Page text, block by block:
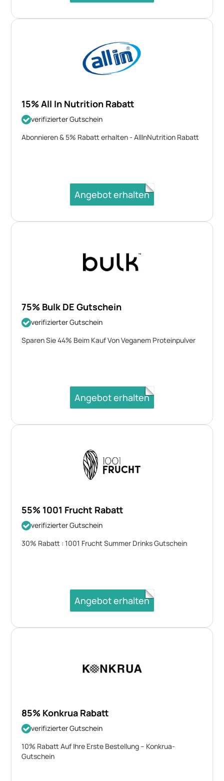
15% All In Nutrition Rabatt
verifizierter Gutschein
Abonnieren & 5% Rabatt erhalten - AllInNutrition Rabatt
Angebot erhalten
75% Bulk DE Gutschein
verifizierter Gutschein
Sparen Sie 44% Beim Kauf Von Veganem Proteinpulver
Angebot erhalten
55% 1001 Frucht Rabatt
verifizierter Gutschein
30% Rabatt : 1001 Frucht Summer Drinks Gutschein
Angebot erhalten
85% Konkrua Rabatt
verifizierter Gutschein
10% Rabatt Auf Ihre Erste Bestellung – Konkrua-
Gutschein